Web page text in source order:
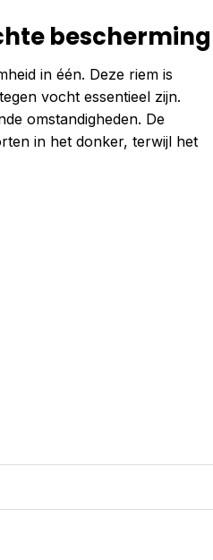
bescherming
in één. Deze riem is
vocht essentieel zijn.
omstandigheden. De
in het donker, terwijl het